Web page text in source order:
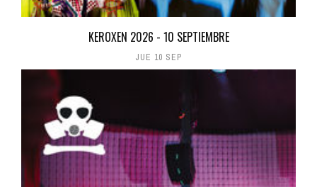
KEROXEN 2026 - 10 SEPTIEMBRE
JUE 10 SEP